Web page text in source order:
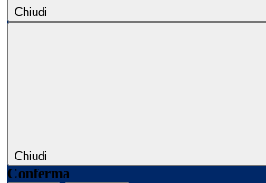
Chiudi
Chiudi
Conferma